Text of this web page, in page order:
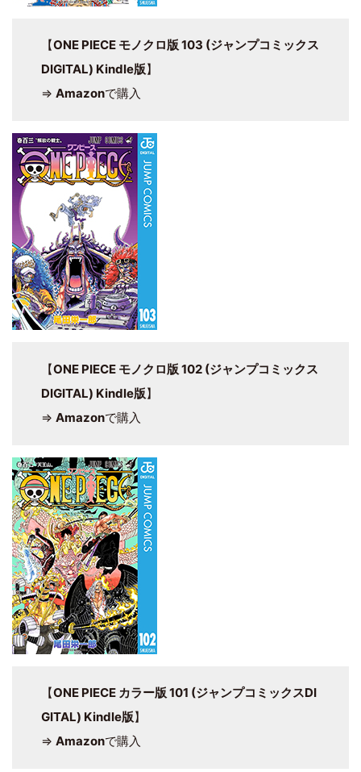
【ONE PIECE モノクロ版 103 (ジャンプコミックス
DIGITAL) Kindle版】
⇒ Amazonで購入
【ONE PIECE モノクロ版 102 (ジャンプコミックス
DIGITAL) Kindle版】
⇒ Amazonで購入
【ONE PIECE カラー版 101 (ジャンプコミックスDI
GITAL) Kindle版】
⇒ Amazonで購入